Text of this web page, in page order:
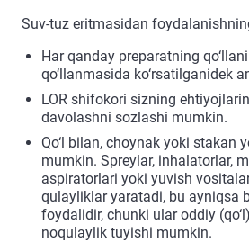
Suv-tuz eritmasidan
Har qanday preparatning
qo‘llanmasida ko‘rsatilganidek
LOR shifokori sizning
davolashni sozlashi mumkin.
Qo‘l bilan, choynak yoki stakan
mumkin. Spreylar, inhalatorlar,
aspiratorlari yoki yuvish
qulayliklar yaratadi, bu ayniqsa
foydalidir, chunki ular oddiy
noqulaylik tuyishi mumkin.